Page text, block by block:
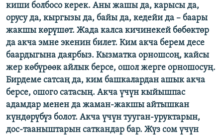
ЭЖЕ-СИҢДИЛЕР
АЗАТТЫК+
ЫҢГАЙСЫЗ СУРООЛОР
ЭЕ/АРнун бардык сайттары
киши болбосо керек. Аны жашы да, карысы да,
орусу да, кыргызы да, байы да, кедейи да – баары
жакшы көрүшөт. Жада калса кичинекей бөбөктөр
да акча эмне экенин билет. Ким акча берем десе
баардыгына даярбыз. Кызматка орношсоң, кайсы
жер көбүрөөк айлык берсе, ошол жерге орношосуң.
Бирдеме сатсаң да, ким башкалардан ашык акча
берсе, ошого сатасың. Акча үчүн кыйышпас
адамдар менен да жаман-жакшы айтышкан
күндөрүбүз болот. Акча үчүн тууган-уруктарын,
дос-тааныштарын саткандар бар. Жүз сом үчүн